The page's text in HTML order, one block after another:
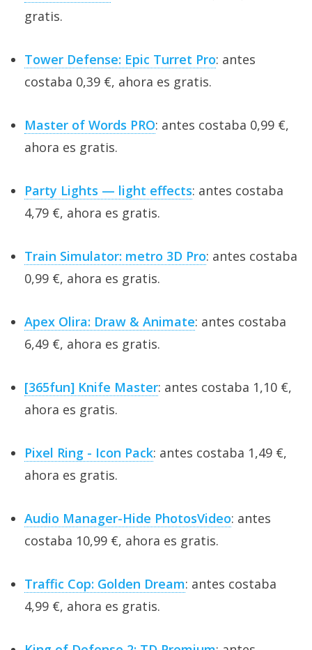
gratis.
Tower Defense: Epic Turret Pro: antes
costaba 0,39 €, ahora es gratis.
Master of Words PRO: antes costaba 0,99 €,
ahora es gratis.
Party Lights — light effects: antes costaba
4,79 €, ahora es gratis.
Train Simulator: metro 3D Pro: antes costaba
0,99 €, ahora es gratis.
Apex Olira: Draw & Animate: antes costaba
6,49 €, ahora es gratis.
[365fun] Knife Master: antes costaba 1,10 €,
ahora es gratis.
Pixel Ring - Icon Pack: antes costaba 1,49 €,
ahora es gratis.
Audio Manager-Hide PhotosVideo: antes
costaba 10,99 €, ahora es gratis.
Traffic Cop: Golden Dream: antes costaba
4,99 €, ahora es gratis.